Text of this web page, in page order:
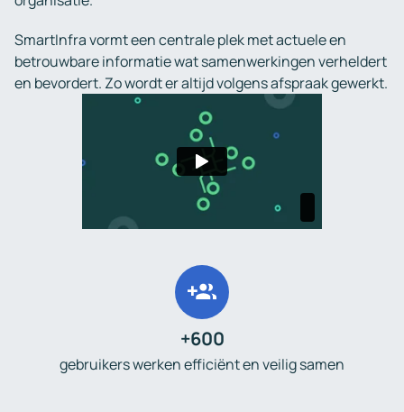
SmartInfra vormt een centrale plek met actuele en
betrouwbare informatie wat samenwerkingen verheldert
en bevordert. Zo wordt er altijd volgens afspraak gewerkt.
+600
gebruikers werken efficiënt en veilig samen